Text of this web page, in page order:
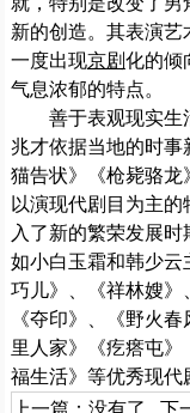
新的创造。其表演艺
一度出现京剧化的倾
气息浓郁的特点。
善于表观现实生
兆才依据当地的时事
猫告状》《枪毙骆龙
以演现代剧目为主
入了新的繁荣发展时
如小白玉霜和韩少云
巧儿》、《祥林嫂》
《夺印》、《野火
里人家》《疙瘩屯
福生活》等优秀现代
上一篇：没有了 下